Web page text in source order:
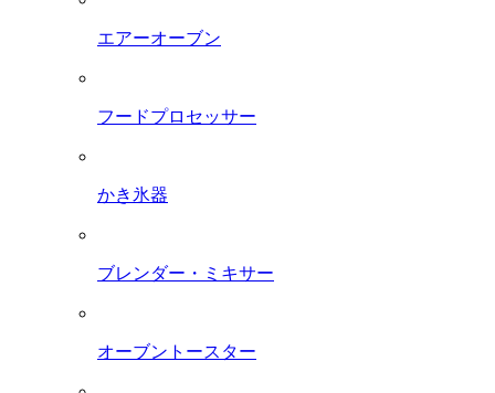
エアーオーブン
フードプロセッサー
かき氷器
ブレンダー・ミキサー
オーブントースター